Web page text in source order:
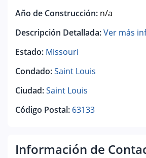
Año de Construcción: n/a
Descripción Detallada:Ver más
Estado: Missouri
Condado:Saint Louis
Ciudad:Saint Louis
Código Postal: 63133
Información de